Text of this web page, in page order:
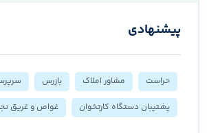
پیشنهادی
حراست مشاور املاک بازرس
پشتیبان دستگاه کارتخوان
غواص و غریق